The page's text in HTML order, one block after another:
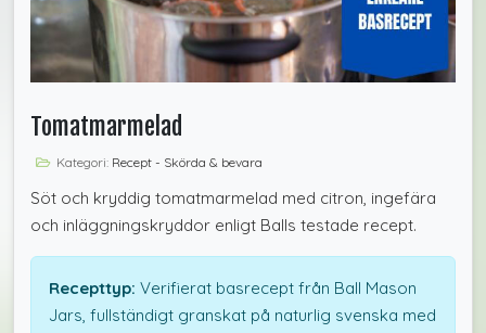
Tomatmarmelad
Kategori: Recept - Skörda & bevara
Söt och kryddig tomatmarmelad med citron, ingefära
och inläggningskryddor enligt Balls testade recept.
Recepttyp: Verifierat basrecept från Ball Mason
Jars, fullständigt granskat på naturlig svenska med